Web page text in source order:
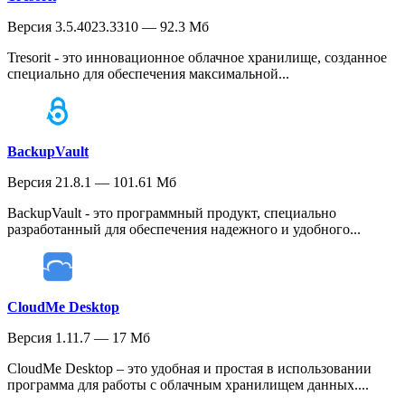
Версия 3.5.4023.3310 — 92.3 Мб
Tresorit - это инновационное облачное хранилище, созданное
специально для обеспечения максимальной...
BackupVault
Версия 21.8.1 — 101.61 Мб
BackupVault - это программный продукт, специально
разработанный для обеспечения надежного и удобного...
CloudMe Desktop
Версия 1.11.7 — 17 Мб
CloudMe Desktop – это удобная и простая в использовании
программа для работы с облачным хранилищем данных....